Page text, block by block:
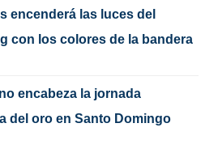
encenderá las luces del
con los colores de la bandera
encabeza la jornada
del oro en Santo Domingo